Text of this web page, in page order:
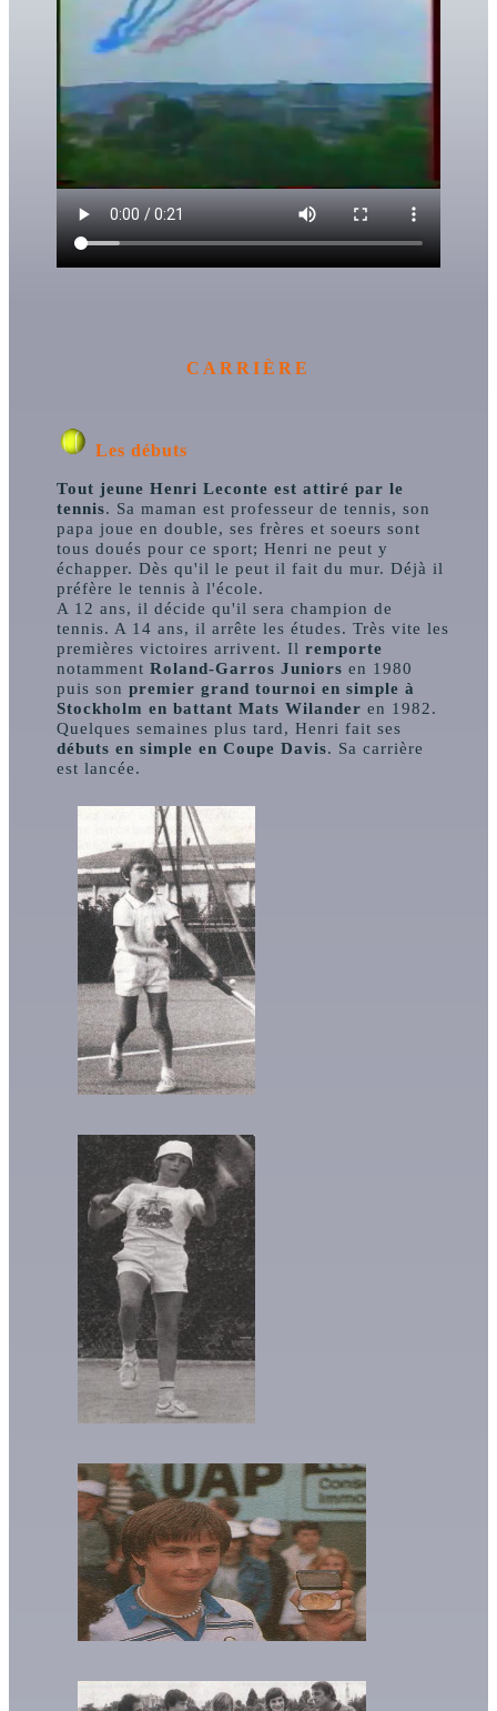
CARRIÈRE
Les débuts
Tout jeune Henri Leconte est attiré par le
tennis. Sa maman est professeur de tennis, son
papa joue en double, ses frères et soeurs sont
tous doués pour ce sport; Henri ne peut y
échapper. Dès qu'il le peut il fait du mur. Déjà il
préfère le tennis à l'école.
A 12 ans, il décide qu'il sera champion de
tennis. A 14 ans, il arrête les études. Très vite les
premières victoires arrivent. Ilremporte
notammentRoland-Garros Juniors en 1980
puis sonpremier grand tournoi en simple à
Stockholm en battant Mats Wilander en 1982.
Quelques semaines plus tard, Henri fait ses
débuts en simple en Coupe Davis. Sa carrière
est lancée.